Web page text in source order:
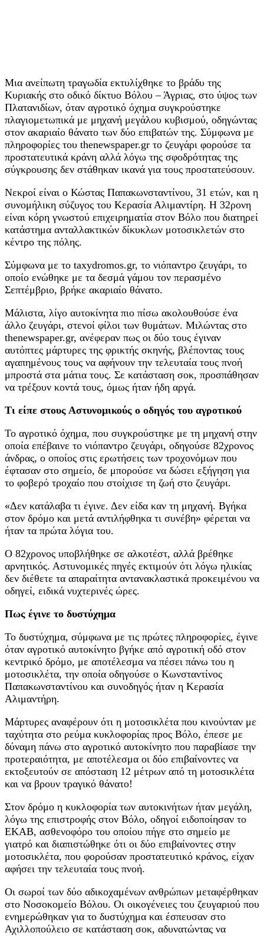
Μια ανείπωτη τραγωδία εκτυλίχθηκε το βράδυ της
Κυριακής στο οδικό δίκτυο Βόλου – Άγριας, στο ύψος των
Πλατανιδίων, όταν αγροτικό όχημα συγκρούστηκε
πλαγιομετωπικά με μηχανή μεγάλου κυβισμού, οδηγώντας
στον ακαριαίο θάνατο των δύο επιβατών της. Σύμφωνα με
πληροφορίες του thenewspaper.gr το ζευγάρι φορούσε τα
προστατευτικά κράνη αλλά λόγω της σφοδρότητας της
σύγκρουσης δεν στάθηκαν ικανά για τους προστατεύσουν.
Νεκροί είναι ο Κώστας Παπακωνσταντίνου, 31 ετών, και η
συνομήλικη σύζυγος του Κερασία Αλιμαντίρη. Η 32ρονη
είναι κόρη γνωστού επιχειρηματία στον Βόλο που διατηρεί
κατάστημα ανταλλακτικών δίκυκλων μοτοσικλετών στο
κέντρο της πόλης.
Σύμφωνα με το taxydromos.gr, το νιόπαντρο ζευγάρι, το
οποίο ενώθηκε με τα δεσμά γάμου τον περασμένο
Σεπτέμβριο, βρήκε ακαριαίο θάνατο.
Μάλιστα, λίγο αυτοκίνητα πιο πίσω ακολουθούσε ένα
άλλο ζευγάρι, στενοί φίλοι των θυμάτων. Μιλώντας στο
thenewspaper.gr, ανέφεραν πως οι δύο τους έγιναν
αυτόπτες μάρτυρες της φρικτής σκηνής, βλέποντας τους
αγαπημένους τους να αφήνουν την τελευταία τους πνοή
μπροστά στα μάτια τους. Σε κατάσταση σοκ, προσπάθησαν
να τρέξουν κοντά τους, όμως ήταν ήδη αργά.
Τι είπε στους Αστυνομικούς ο οδηγός του αγροτικού
Το αγροτικό όχημα, που συγκρούστηκε με τη μηχανή στην
οποία επέβαινε το νιόπαντρο ζευγάρι, οδηγούσε 82χρονος
άνδρας, ο οποίος στις ερωτήσεις των τροχονόμων που
έφτασαν στο σημείο, δε μπορούσε να δώσει εξήγηση για
το φοβερό τροχαίο που στοίχισε τη ζωή στο ζευγάρι.
«Δεν κατάλαβα τι έγινε. Δεν είδα καν τη μηχανή. Βγήκα
στον δρόμο και μετά αντιλήφθηκα τι συνέβη» φέρεται να
ήταν τα πρώτα λόγια του.
Ο 82χρονος υποβλήθηκε σε αλκοτέστ, αλλά βρέθηκε
αρνητικός. Αστυνομικές πηγές εκτιμούν ότι λόγω ηλικίας
δεν διέθετε τα απαραίτητα αντανακλαστικά προκειμένου να
οδηγεί, ειδικά νυχτερινές ώρες.
Πως έγινε το δυστύχημα
Το δυστύχημα, σύμφωνα με τις πρώτες πληροφορίες, έγινε
όταν αγροτικό αυτοκίνητο βγήκε από αγροτική οδό στον
κεντρικό δρόμο, με αποτέλεσμα να πέσει πάνω του η
μοτοσικλέτα, την οποία οδηγούσε o Kωνσταντίνος
Παπακωνσταντίνου και συνοδηγός ήταν η Κερασία
Αλιμαντήρη.
Μάρτυρες αναφέρουν ότι η μοτοσικλέτα που κινούνταν με
ταχύτητα στο ρεύμα κυκλοφορίας προς Βόλο, έπεσε με
δύναμη πάνω στο αγροτικό αυτοκίνητο που παραβίασε την
προτεραιότητα, με αποτέλεσμα οι δύο επιβαίνοντες να
εκτοξευτούν σε απόσταση 12 μέτρων από τη μοτοσικλέτα
και να βρουν τραγικό θάνατο!
Στον δρόμο η κυκλοφορία των αυτοκινήτων ήταν μεγάλη,
λόγω της επιστροφής στον Βόλο, οδηγοί ειδοποίησαν το
ΕΚΑΒ, ασθενοφόρο του οποίου πήγε στο σημείο με
γιατρό και διαπιστώθηκε ότι οι δύο επιβαίνοντες στην
μοτοσικλέτα, που φορούσαν προστατευτικό κράνος, είχαν
αφήσει την τελευταία τους πνοή.
Οι σωροί των δύο αδικοχαμένων ανθρώπων μεταφέρθηκαν
στο Νοσοκομείο Βόλου. Οι οικογένειες του ζευγαριού που
ενημερώθηκαν για το δυστύχημα και έσπευσαν στο
Αχιλλοπούλειο σε κατάσταση σοκ, αδυνατώντας να